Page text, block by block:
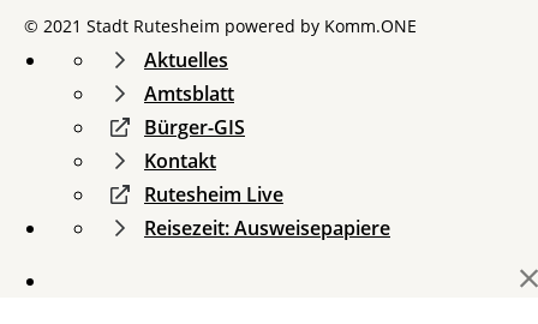
© 2021 Stadt Rutesheim powered by Komm.ONE
Aktuelles
Amtsblatt
Bürger-GIS
Kontakt
Rutesheim Live
Reisezeit: Ausweisepapiere